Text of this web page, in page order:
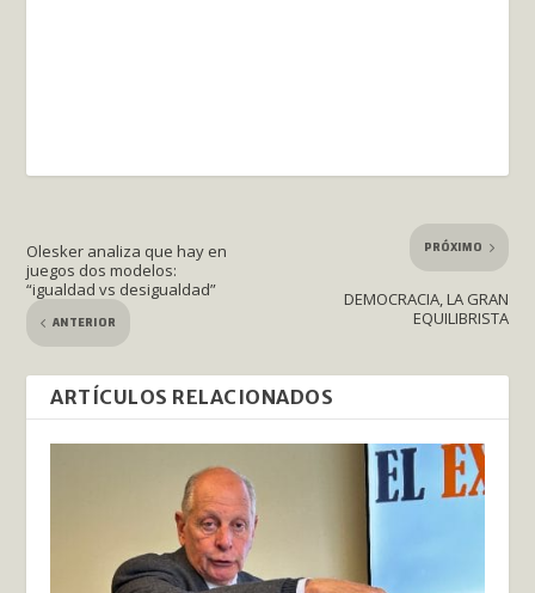
Olesker analiza que hay en
juegos dos modelos:
“igualdad vs desigualdad”
ANTERIOR
PRÓXIMO
DEMOCRACIA, LA GRAN
EQUILIBRISTA
ARTÍCULOS RELACIONADOS